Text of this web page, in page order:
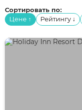
Сортировать по:
Цене ↑ Рейтингу ↓